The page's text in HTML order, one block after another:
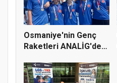
Osmaniye'nin Genç
Raketleri ANALİG'de